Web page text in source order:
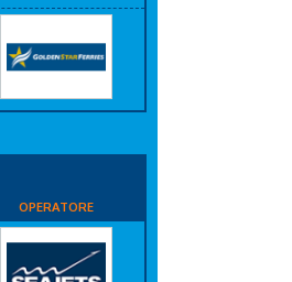
OPERATORE